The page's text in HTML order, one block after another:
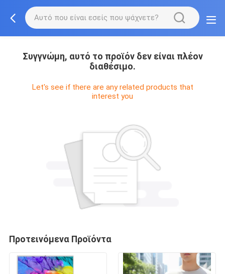
Συγγνώμη, αυτό το προϊόν δεν είναι πλέον
διαθέσιμο.
Let's see if there are any related products that
interest you
Προτεινόμενα Προϊόντα